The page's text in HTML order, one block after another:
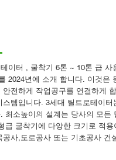
이터 , 굴착기 6톤 ~ 10톤 급 사
2024년에 소개 합니다. 이것은
안전하게 작업공구를 연결하게
스템입니다. 3세대 틸트로테이
최소높이의 설계는 당사의 모든
급 굴착기에 다양한 크기로 적
공사,도로공사 또는 기초공사 건